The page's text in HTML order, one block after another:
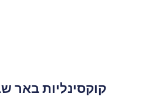
קוקסינליות באר